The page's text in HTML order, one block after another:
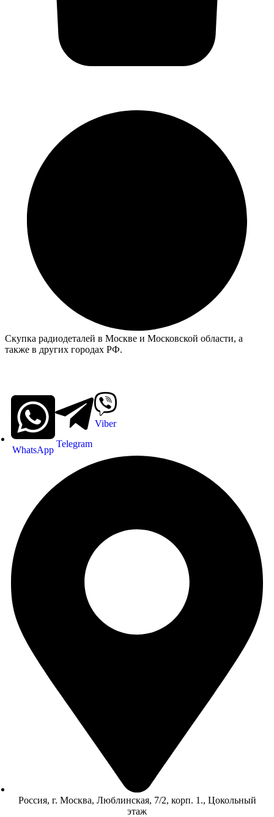
Скупка радиодеталей в Москве и Московской области, а
также в других городах РФ.
WhatsApp
Telegram
Viber
Россия, г. Москва, Люблинская, 7/2, корп. 1., Цокольный
этаж